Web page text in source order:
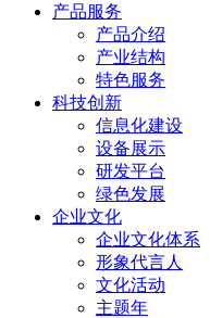
产品服务
产品介绍
产业结构
特色服务
科技创新
信息化建设
设备展示
研发平台
绿色发展
企业文化
企业文化体系
形象代言人
文化活动
主题年